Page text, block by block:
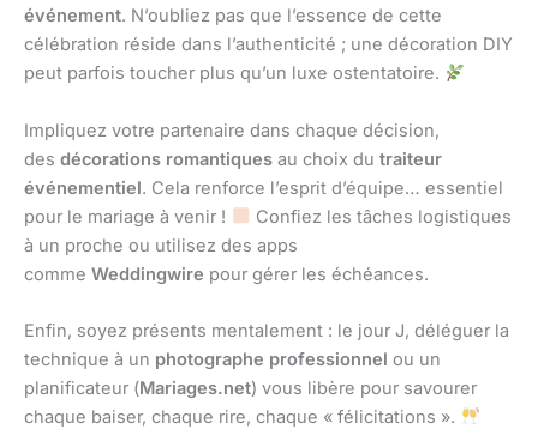
événement. N’oubliez pas que l’essence de cette
célébration réside dans l’authenticité ; une décoration DIY
peut parfois toucher plus qu’un luxe ostentatoire.
Impliquez votre partenaire dans chaque décision,
des décorations romantiques au choix du traiteur
événementiel. Cela renforce l’esprit d’équipe… essentiel
pour le mariage à venir !
Confiez les tâches logistiques
à un proche ou utilisez des apps
comme Weddingwire pour gérer les échéances.
Enfin, soyez présents mentalement : le jour J, déléguer la
technique à un photographe professionnel ou un
planificateur (Mariages.net) vous libère pour savourer
chaque baiser, chaque rire, chaque « félicitations ».